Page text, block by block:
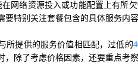
网络资源投入或功能配置上有所
要特别关注套餐包含的具体服务内
所提供的服务价值相匹配，过低的
，除了考虑价格因素，还要重点考